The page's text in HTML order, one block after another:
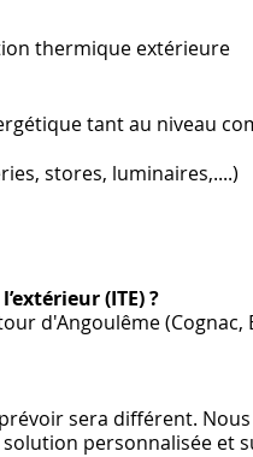
thermique extérieure
tant au niveau
stores, luminaires,....)
(ITE) ?
d'Angoulême (Cognac,
sera différent.
personnalisée et